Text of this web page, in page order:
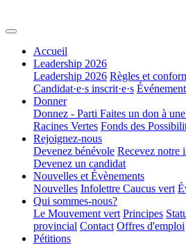
Accueil
Leadership 2026
Leadership 2026 Règles et
Candidat·e·s inscrit·e·s
Donner
Donnez - Parti Faites un don à
Racines Vertes Fonds des
Rejoignez-nous
Devenez bénévole Recevez notre
Devenez un candidat
Nouvelles et Évènements
Nouvelles Infolettre Caucus vert
Qui sommes-nous?
Le Mouvement vert Principes
provincial Contact Offres d'emploi
Pétitions